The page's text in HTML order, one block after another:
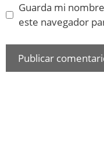
Guarda mi
este navegador